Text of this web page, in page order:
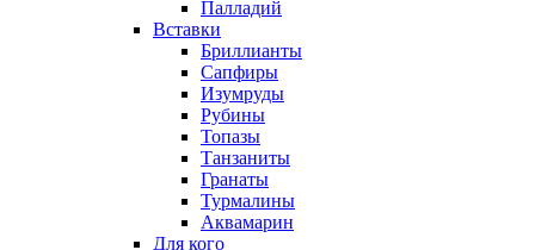
Палладий
Вставки
Бриллианты
Сапфиры
Изумруды
Рубины
Топазы
Танзаниты
Гранаты
Турмалины
Аквамарин
Для кого